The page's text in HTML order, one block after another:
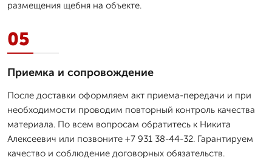
размещения щебня на объекте.
05
Приемка и сопровождение
После доставки оформляем акт приема-передачи и при
необходимости проводим повторный контроль качества
материала. По всем вопросам обратитесь к Никита
Алексеевич или позвоните +7 931 38-44-32. Гарантируем
качество и соблюдение договорных обязательств.